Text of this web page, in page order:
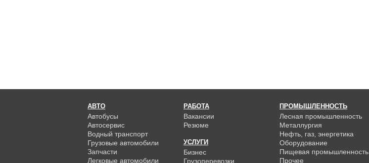
АВТО
Автобусы
Автосервис
Водный транспорт
Грузовые автомобили
Запчасти
Легковые автомобили
РАБОТА
Вакансии
Резюме
УСЛУГИ
Бизнес
Грузоперевозки
ПРОМЫШЛЕННОСТЬ
Лесная промышленность
Металлургия
Нефть, газ, энергетика
Оборудование
Пищевая промышленность
Прочее